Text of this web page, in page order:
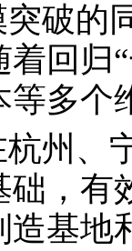
破的
回归
多个
州、
础，有
基地